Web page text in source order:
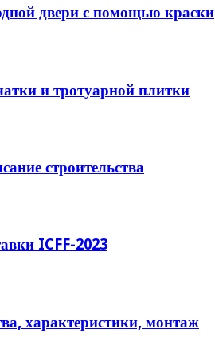
двери с помощью краски
и тротуарной плитки
строительства
ICFF-2023
характеристики, монтаж